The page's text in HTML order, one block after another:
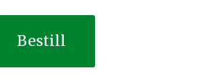
Bestill